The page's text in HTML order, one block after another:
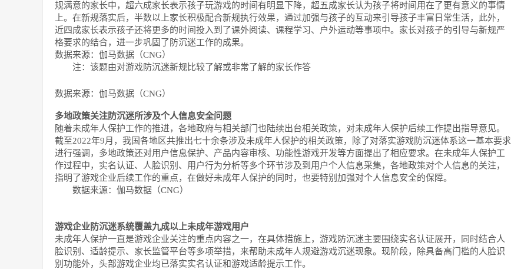
规满意的家长中，超六成家长表示孩子玩游戏的时间有明显下降，超五成家长认为孩子将时间用在了更有意义的事情
上。在新规落实后，半数以上家长积极配合新规执行效果，通过加强与孩子的互动来引导孩子丰富日常生活，此外，
近四成家长表示孩子还将更多的时间投入到了课外阅读、课程学习、户外运动等事项中。家长对孩子的引导与新规严
格要求的结合，进一步巩固了防沉迷工作的成果。
数据来源：伽马数据（CNG）
注：该题由对游戏防沉迷新规比较了解或非常了解的家长作答
数据来源：伽马数据（CNG）
多地政策关注防沉迷所涉及个人信息安全问题
随着未成年人保护工作的推进，各地政府与相关部门也陆续出台相关政策，对未成年人保护后续工作提出指导意见。
截至2022年9月，我国各地区共推出七十余条涉及未成年人保护的相关政策，除了对落实游戏防沉迷体系这一基本要求
进行强调，多地政策还对用户信息保护、产品内容审核、功能性游戏开发等方面提出了相应要求。在未成年人保护工
作过程中，实名认证、人脸识别、用户行为分析等多个环节涉及到用户个人信息采集，各地政策对个人信息的关注，
指明了游戏企业后续工作的重点，在做好未成年人保护的同时，也要特别加强对个人信息安全的保障。
数据来源：伽马数据（CNG）
游戏企业防沉迷系统覆盖九成以上未成年游戏用户
未成年人保护一直是游戏企业关注的重点内容之一，在具体措施上，游戏防沉迷主要围绕实名认证展开，同时结合人
脸识别、适龄提示、家长监管平台等多项举措，来帮助未成年人规避游戏沉迷现象。现阶段，除具备高门槛的人脸识
别功能外，头部游戏企业均已落实实名认证和游戏适龄提示工作。